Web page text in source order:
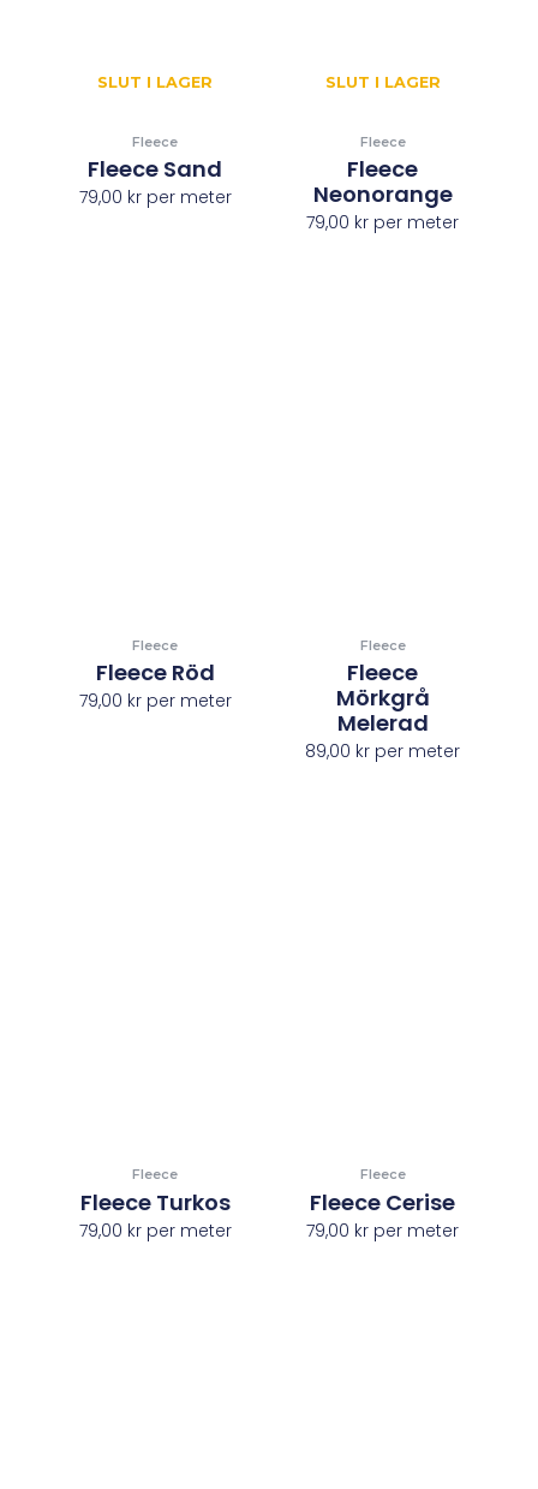
SLUT I LAGER
Fleece
Fleece Sand
79,00 krper meter
SLUT I LAGER
Fleece
Fleece
Neonorange
79,00 kr per meter
Fleece
Fleece Röd
79,00 krper meter
Fleece
Fleece
Mörkgrå
Melerad
89,00 kr per meter
Fleece
Fleece Turkos
79,00 krper meter
Fleece
Fleece Cerise
79,00 kr per meter